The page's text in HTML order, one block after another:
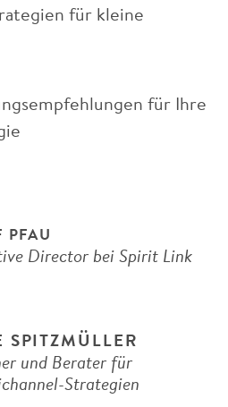
für kleine
für Ihre
SPITZMÜLLER
und Berater für
Strategien
PFAU
Director bei Spirit Link